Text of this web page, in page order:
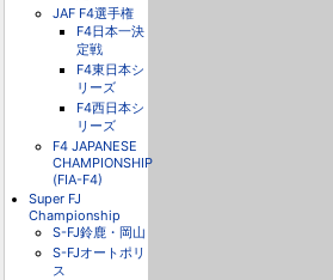
JAF F4選手権
F4日本一決
定戦
F4東日本シ
リーズ
F4西日本シ
リーズ
F4 JAPANESE
CHAMPIONSHIP
(FIA-F4)
Super FJ
Championship
S-FJ鈴鹿・岡山
S-FJオートポリ
ス